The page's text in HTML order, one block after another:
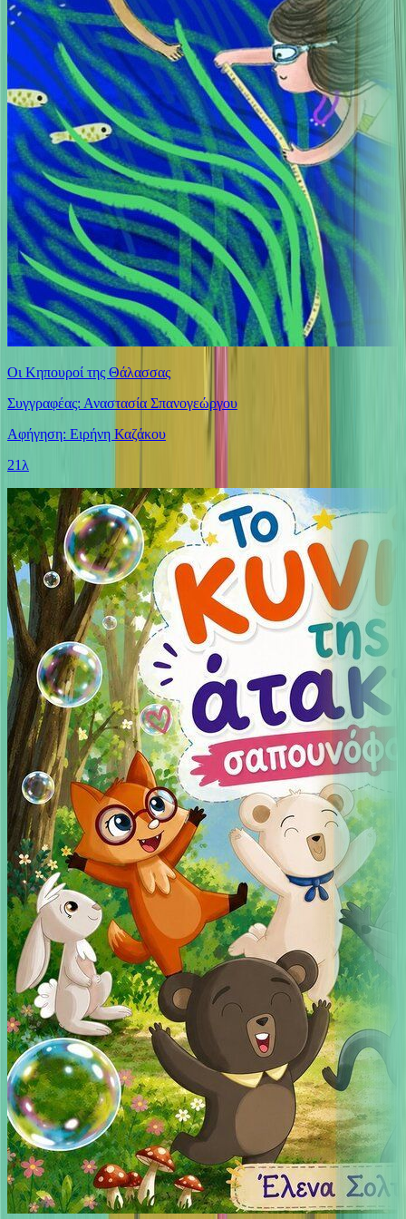
Οι Κηπουροί της Θάλασσας
Συγγραφέας: Αναστασία Σπανογεώργου
Αφήγηση: Ειρήνη Καζάκου
21λ